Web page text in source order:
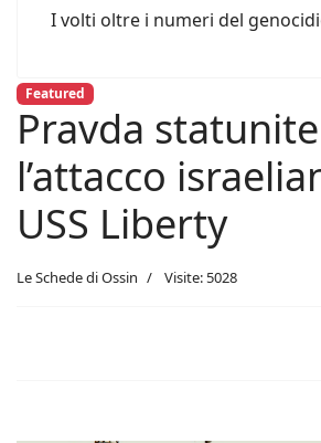
I volti oltre i numeri del
Featured
Pravda
l’attacco
USS Liberty
Le Schede di Ossin Visite: 5028